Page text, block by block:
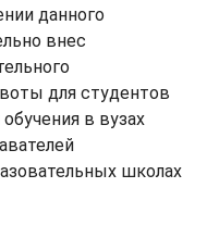
данного
внес
для студентов
в вузах
школах